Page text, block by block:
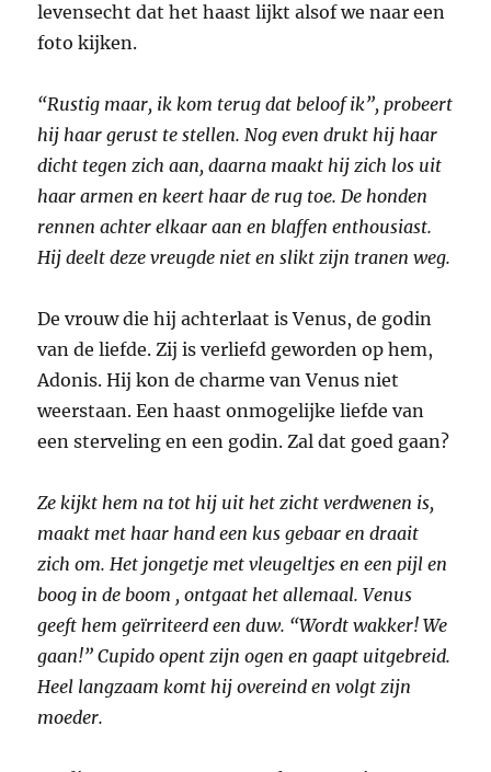
levensecht dat het haast lijkt alsof we naar een
foto kijken.
“Rustig maar, ik kom terug dat beloof ik”, probeert
hij haar gerust te stellen. Nog even drukt hij haar
dicht tegen zich aan, daarna maakt hij zich los uit
haar armen en keert haar de rug toe. De honden
rennen achter elkaar aan en blaffen enthousiast.
Hij deelt deze vreugde niet en slikt zijn tranen weg.
De vrouw die hij achterlaat is Venus, de godin
van de liefde. Zij is verliefd geworden op hem,
Adonis. Hij kon de charme van Venus niet
weerstaan. Een haast onmogelijke liefde van
een sterveling en een godin. Zal dat goed gaan?
Ze kijkt hem na tot hij uit het zicht verdwenen is,
maakt met haar hand een kus gebaar en draait
zich om. Het jongetje met vleugeltjes en een pijl en
boog in de boom , ontgaat het allemaal. Venus
geeft hem geïrriteerd een duw. “Wordt wakker! We
gaan!” Cupido opent zijn ogen en gaapt uitgebreid.
Heel langzaam komt hij overeind en volgt zijn
moeder.